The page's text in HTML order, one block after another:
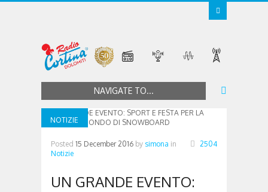
NAVIGATE TO...
NOTIZIE
Posted 15 December 2016 by simona in
Notizie
2504
UN GRANDE EVENTO: